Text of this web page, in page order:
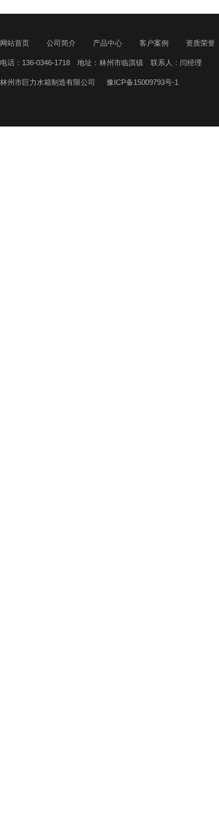
网站首页 公司简介 产品中心 客户案例 资质荣誉
电话：136-0346-1718 地址：林州市临淇镇 联系人：闫经理
林州市巨力水箱制造有限公司 豫ICP备15009793号-1